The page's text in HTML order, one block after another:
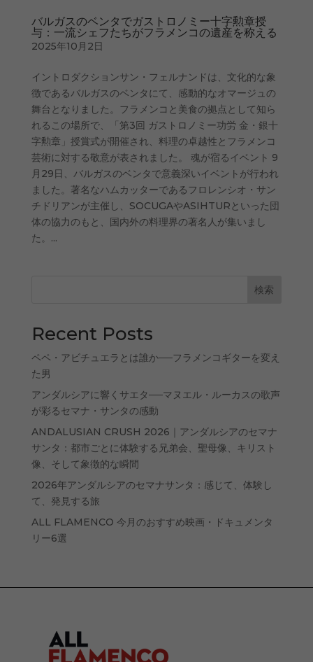
バルガスのベンタでガストロノミー十字勲章授
与：一流シェフたちがフラメンコの遺産を称える
2025年10月2日
イントロダクションサン・フェルナンドは、文化的な象
徴であるバルガスのベンタにて、感動的なオマージュの
舞台となりました。フラメンコと美食の拠点として知ら
れるこの場所で、「第3回 ガストロノミー功労 金・銀十
字勲章」授賞式が開催され、料理の卓越性とフラメンコ
芸術に対する敬意が表されました。 魂が宿るイベント 9
月29日、バルガスのベンタで意義深いイベントが行われ
ました。著名なハムカッターであるフロレンシオ・サン
チドリアンが主催し、SOCUGAやASIHTURといった団
体の協力のもと、国内外の料理界の著名人が集いまし
た。...
検索
Recent Posts
ペペ・アビチュエラとは誰か──フラメンコギターを変え
た男
アンダルシアに響くサエタ──マヌエル・ルーカスの歌声
が彩るセマナ・サンタの感動
ANDALUSIAN CRUSH 2026｜アンダルシアのセマナ
サンタ：都市ごとに体験する兄弟会、聖母像、キリスト
像、そして象徴的な瞬間
2026年アンダルシアのセマナサンタ：感じて、体験し
て、発見する旅
ALL FLAMENCO 今月のおすすめ映画・ドキュメンタ
リー6選